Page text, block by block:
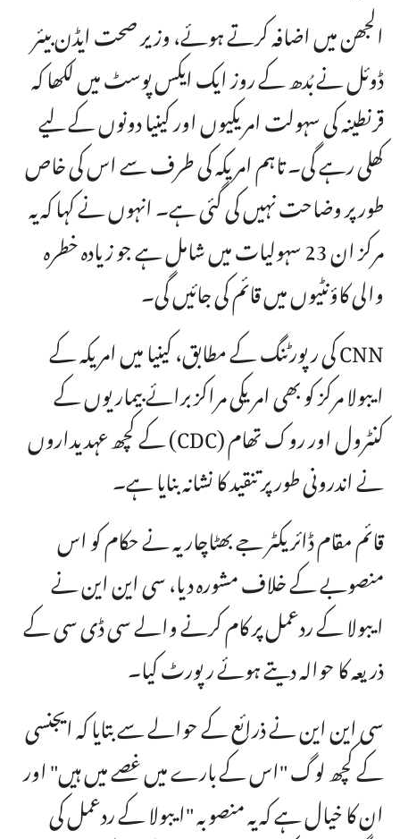
الجھن میں اضافہ کرتے ہوئے، وزیر صحت ایڈن بیئر
ڈوئل نے بُدھ کے روز ایک ایکس پوسٹ میں لکھا کہ
قرنطینہ کی سہولت امریکیوں اور کینیا دونوں کے لیے
کھلی رہے گی۔ تاہم امریکہ کی طرف سے اس کی خاص
طور پر وضاحت نہیں کی گئی ہے۔ انہوں نے کہا کہ یہ
مرکز ان 23 سہولیات میں شامل ہے جو زیادہ خطرہ
والی کاؤنٹیوں میں قائم کی جائیں گی۔
CNN کی رپورٹنگ کے مطابق، کینیا میں امریکہ کے
ایبولا مرکز کو بھی امریکی مراکز برائے بیماریوں کے
کنٹرول اور روک تھام (CDC) کے کچھ عہدیداروں
نے اندرونی طور پر تنقید کا نشانہ بنایا ہے۔
قائم مقام ڈائریکٹر جے بھٹاچاریہ نے حکام کو اس
منصوبے کے خلاف مشورہ دیا، سی این این نے
ایبولا کے ردعمل پر کام کرنے والے سی ڈی سی کے
ذریعہ کا حوالہ دیتے ہوئے رپورٹ کیا۔
سی این این نے ذرائع کے حوالے سے بتایا کہ ایجنسی
کے کچھ لوگ "اس کے بارے میں غصے میں ہیں" اور
ان کا خیال ہے کہ یہ منصوبہ "ایبولا کے ردعمل کی